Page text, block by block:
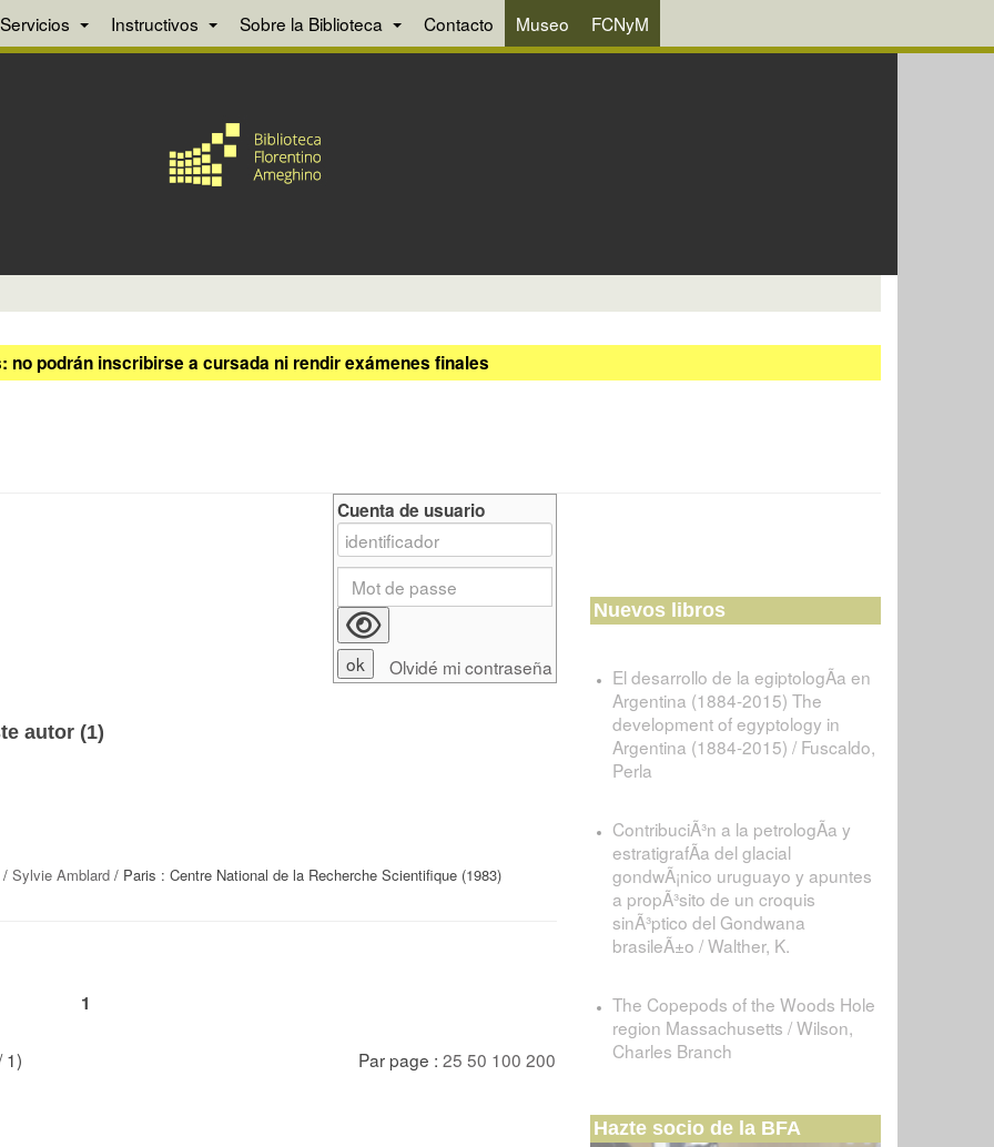
Servicios Instructivos Sobre la Biblioteca Contacto Museo FCNyM
podrán inscribirse a cursada ni rendir exámenes finales
autor (1)
/ Sylvie Amblard / Paris : Centre National de la Recherche Scientifique (1983)
1
1) Par page : 25 50 100 200
Cuenta de usuario
Olvidé mi contraseña
Nuevos libros
El desarrollo de la egiptologÃ­a en
Argentina (1884-2015) The
development of egyptology in
Argentina (1884-2015) / Fuscaldo,
Perla
ContribuciÃ³n a la petrologÃ­a y
estratigrafÃ­a del glacial
gondwÃ¡nico uruguayo y apuntes
a propÃ³sito de un croquis
sinÃ³ptico del Gondwana
brasileÃ±o / Walther, K.
The Copepods of the Woods Hole
region Massachusetts / Wilson,
Charles Branch
Hazte socio de la BFA